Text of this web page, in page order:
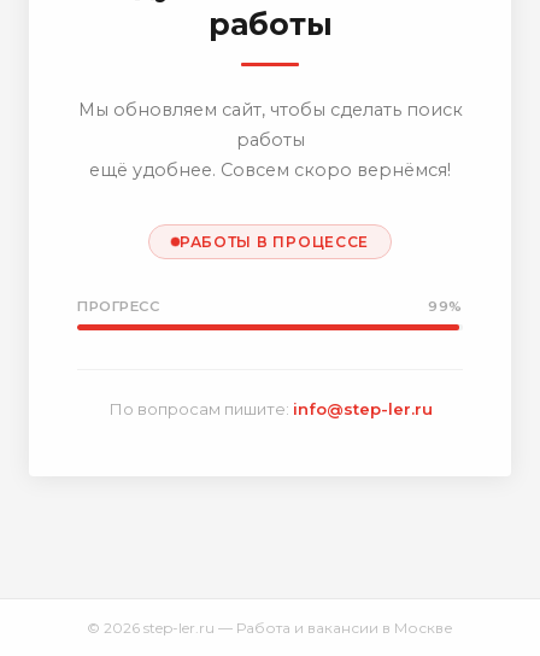
работы
Мы обновляем сайт, чтобы сделать поиск
работы
ещё удобнее. Совсем скоро вернёмся!
РАБОТЫ В ПРОЦЕССЕ
ПРОГРЕСС 99%
По вопросам пишите: info@step-ler.ru
© 2026 step-ler.ru — Работа и вакансии в Москве